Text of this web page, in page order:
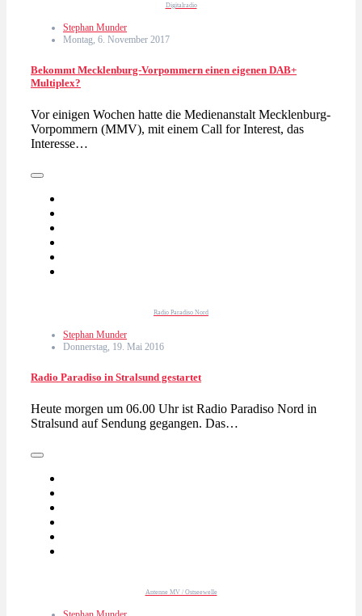
Digitalradio
Stephan Munder
Montag, 6. November 2017
Bekommt Mecklenburg-Vorpommern einen eigenen DAB+
Multiplex?
Vor einigen Wochen hatte die Medienanstalt Mecklenburg-
Vorpommern (MMV), mit einem Call for Interest, das
Interesse…
Radio Paradiso Nord
Stephan Munder
Donnerstag, 19. Mai 2016
Radio Paradiso in Stralsund gestartet
Heute morgen um 06.00 Uhr ist Radio Paradiso Nord in
Stralsund auf Sendung gegangen. Das…
Antenne MV / Ostseewelle